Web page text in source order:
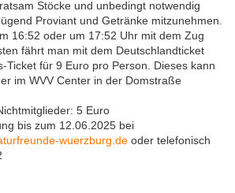
Stöcke und unbedingt notwendig
Proviant und Getränke mitzunehmen.
16:52 oder um 17:52 Uhr mit dem Zug
fährt man mit dem Deutschlandticket
Ticket für 9 Euro pro Person. Dieses kann
im WVV Center in der Domstraße
5 Euro
bis zum 12.06.2025 bei
wuerzburg.de oder telefonisch